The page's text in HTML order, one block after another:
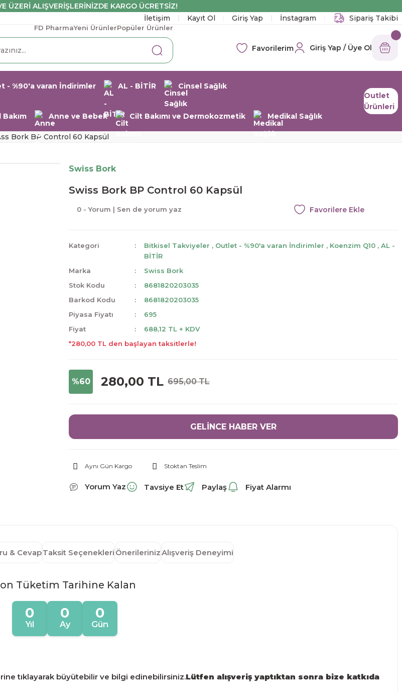
ÜZERİ ALIŞVERİŞLERİNİZDE KARGO ÜCRETSİZ!
İletişim Kayıt Ol Giriş Yap İnstagram Sipariş Takibi
FD PharmaYeni ÜrünlerPopüler Ürünler
Favorilerim Giriş Yap / Üye Ol
- %90'a varan İndirimler AL - BİTİR Cinsel Sağlık
Bakım Anne ve Bebek Cilt Bakımı ve Dermokozmetik Medikal Sağlık
Outlet
Ürünleri
Bork BP Control 60 Kapsül
Swiss Bork
Swiss Bork BP Control 60 Kapsül
0 - Yorum | Sen de yorum yaz
Kategori Bitkisel Takviyeler , Outlet - %90'a varan İndirimler , Koenzim Q10 ,AL -
BİTİR
Marka
Swiss Bork
Stok Kodu
8681820203035
Barkod Kodu
8681820203035
Piyasa Fiyatı
695
Fiyat
688,12 TL + KDV
*280,00 TL den başlayan taksitlerle!
%60 280,00 TL 695,00 TL
GELİNCE HABER VER
Aynı Gün Kargo Stoktan Teslim
Yorum Yaz Tavsiye Et Paylaş Fiyat Alarmı
& CevapTaksit Seçenekleri ÖnerilerinizAlışveriş Deneyimi
Tüketim Tarihine Kalan
0
Yıl
0
Ay
0
Gün
tıklayarak büyütebilir ve bilgi edinebilirsiniz.Lütfen alışveriş yaptıktan sonra bize katkıda